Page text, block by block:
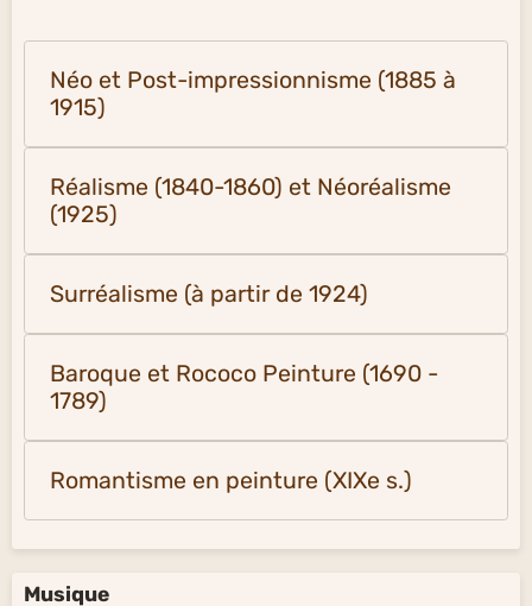
Néo et Post-impressionnisme (1885 à
1915)
Réalisme (1840-1860) et Néoréalisme
(1925)
Surréalisme (à partir de 1924)
Baroque et Rococo Peinture (1690 -
1789)
Romantisme en peinture (XIXe s.)
Musique